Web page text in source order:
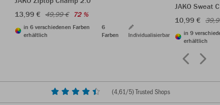
13,99 € 49,99 € 72 %
in 6 verschiedenen Farben
erhältlich
6
Farben
Individualisierbar
JAKO Sweat
10,99 €
in 9
erhältlich
(4,61/5) Trusted Shops